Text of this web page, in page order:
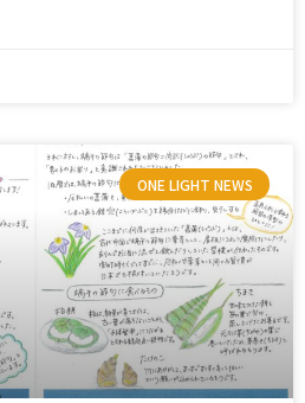
ONE LIGHT NEWS